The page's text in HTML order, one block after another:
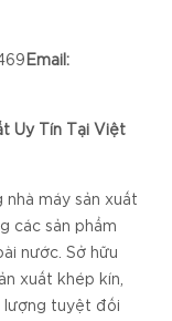
Email:
Uy Tín Tại Việt
nhà máy sản xuất
các sản phẩm
nước. Sở hữu
xuất khép kín,
lượng tuyệt đối